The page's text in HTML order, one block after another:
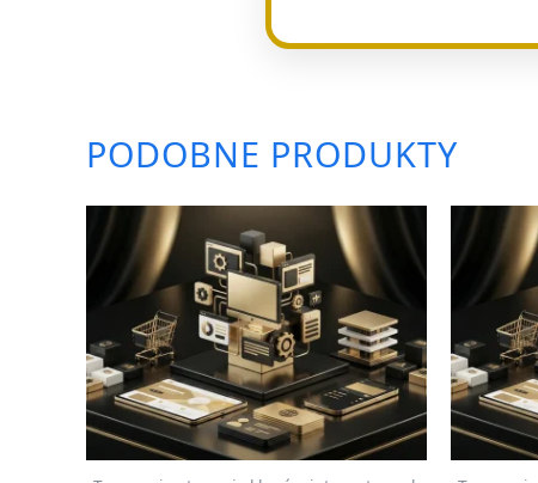
PODOBNE PRODUKTY